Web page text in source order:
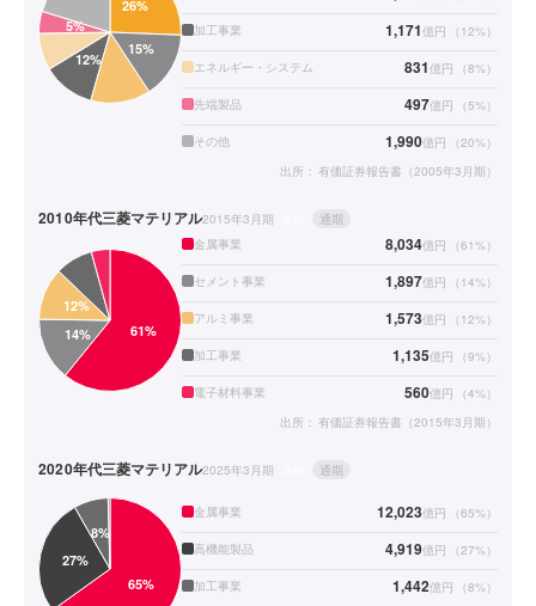
加工事業 1,171億円 （ 12%）
エネルギー・システム 831億円 （8%）
先端製品 497億円 （5%）
その他 1,990億円 （20%）
出所： 有価証券報告書（2005年3月期）
2010年代三菱マテリアル2015年3月期
通期
金属事業
8,034億円 （61%）
セメント事業 1,897億円 （ 14%）
アルミ事業 1,573億円 （ 12%）
加工事業 1,135億円 （9%）
電子材料事業 560億円 （4%）
出所： 有価証券報告書（2015年3月期）
2020年代三菱マテリアル2025年3月期 通期
金属事業 12,023億円 （65%）
高機能製品 4,919億円 （27%）
加工事業 1,442億円 （8%）